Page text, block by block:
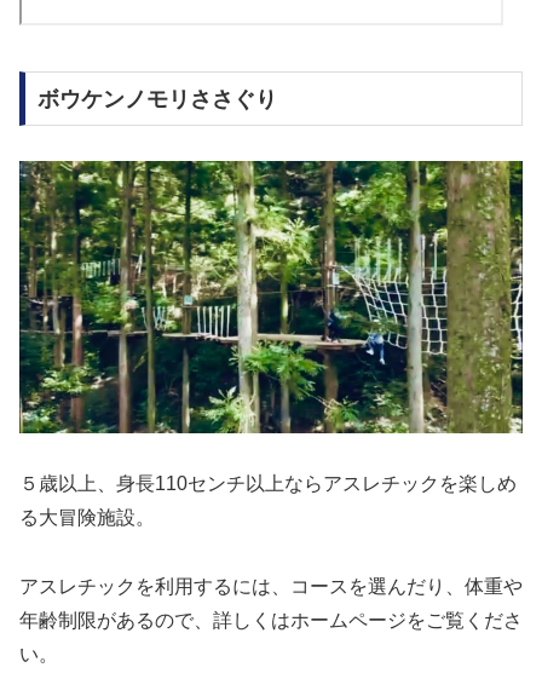
ボウケンノモリささぐり
５歳以上、身長110センチ以上ならアスレチックを楽しめ
る大冒険施設。
アスレチックを利用するには、コースを選んだり、体重や
年齢制限があるので、詳しくはホームページをご覧くださ
い。